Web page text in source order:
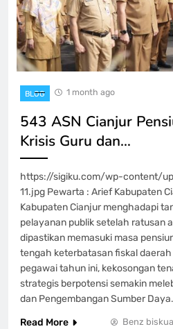
BLOG 1 month ago
543 ASN Cianjur
Krisis Guru dan…
https://sigiku.com/wp-content/
11.jpg Pewarta : Arief Kabupaten
Kabupaten Cianjur menghadapi
pelayanan publik setelah ratusan
dipastikan memasuki masa
tengah keterbatasan fiskal
pegawai tahun ini, kekosongan
strategis berpotensi semakin
dan Pengembangan Sumber
Read More
Benz